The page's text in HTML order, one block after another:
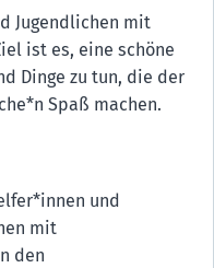
Jugendlichen mit
ist es, eine schöne
Dinge zu tun, die der
Spaß machen.
und
mit
den